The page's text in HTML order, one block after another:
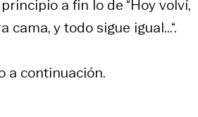
a fin lo de “Hoy volví,
y todo sigue igual...“.
a continuación.